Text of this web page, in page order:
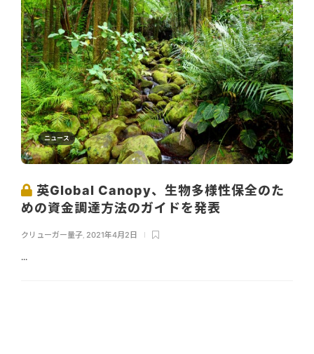
ニュース
英Global Canopy、生物多様性保全のた
めの資金調達方法のガイドを発表
クリューガー量子 2021年4月2日
...